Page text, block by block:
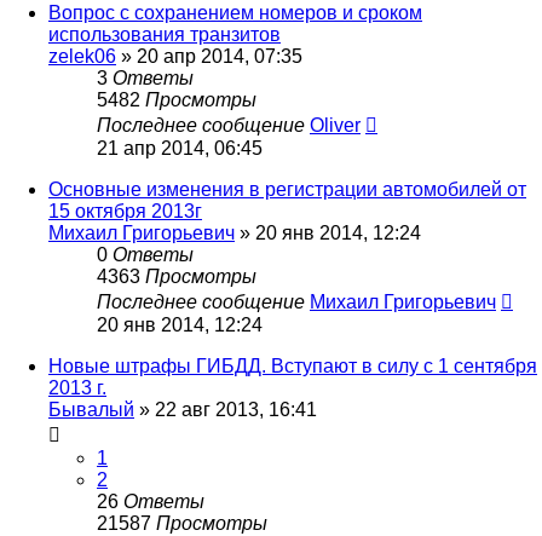
Вопрос с сохранением номеров и сроком
использования транзитов
zelek06 » 20 апр 2014, 07:35
3 Ответы
5482 Просмотры
Последнее сообщение Oliver
21 апр 2014, 06:45
Основные изменения в регистрации автомобилей от
15 октября 2013г
Михаил Григорьевич » 20 янв 2014, 12:24
0 Ответы
4363 Просмотры
Последнее сообщение Михаил Григорьевич
20 янв 2014, 12:24
Новые штрафы ГИБДД. Вступают в силу с 1 сентября
2013 г.
Бывалый » 22 авг 2013, 16:41
1
2
26 Ответы
21587 Просмотры